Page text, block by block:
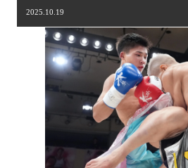
2025.10.19